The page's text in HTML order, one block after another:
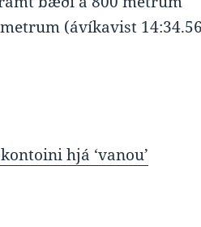
(ávíkavist
hjá ‘vanou’